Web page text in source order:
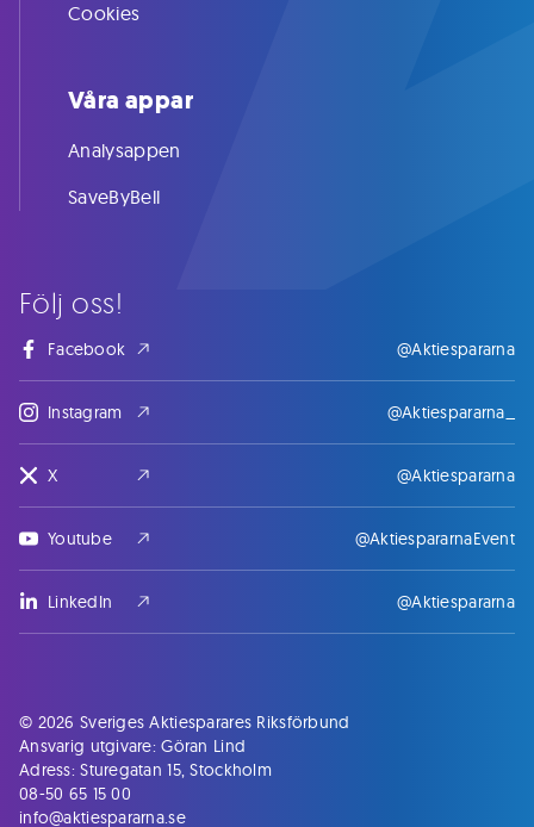
Följ oss!
Facebook @Aktiespararna
Instagram @Aktiespararna_
X @Aktiespararna
Youtube @AktiespararnaEvent
LinkedIn @Aktiespararna
Cookies
Våra appar
Analysappen
SaveByBell
© 2026 Sveriges Aktiesparares Riksförbund
Ansvarig utgivare: Göran Lind
Adress: Sturegatan 15, Stockholm
08-50 65 15 00
info@aktiespararna.se